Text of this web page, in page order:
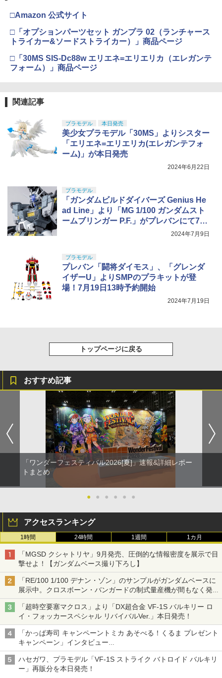
□Amazon 公式サイト
□「オプションパーツセット ガンプラ 02（ランチャース
トライカー&ソードストライカー）」商品ページ
□「30MS SIS-Dc88w エリエネ=エリエリカ（エレガンテ
フォーム）」商品ページ
関連記事
プラモデル 本日発売
美少女プラモデル「30MS」よりシスター
「エリエネ=エリエリカ(エレガンテフォ
ーム)」が本日発売
2024年6月22日
プラモデル
「ガンダムビルドダイバーズ Genius He
ad Line」より「MG 1/100 ガンダムスト
ームブリンガー P.F.」がプレバンにて7月
2024年7月9日
プラモデル
プレバン「闘将ダイモス」、「グレンダ
イザーU」よりSMPのプラキットが登
場！7月19日13時予約開始
2024年7月19日
トップページに戻る
おすすめ記事
「ワンダーフェスティバル2026[夏]」速報&詳細レポー
トまとめ
● ● ● ● ● ●
アクセスランキング
1時間 24時間 1週間 1カ月
「MGSD クシャトリヤ」9月発売、圧倒的な情報密度を展示で目
撃せよ！【ガンダムベース撮り下ろし】
「RE/100 1/100 デナン・ゾン」のサンプルがガンダムベースに
展示中。クロスボーン・バンガードの制式量産機が間もなく発送
【ガンダムベース撮り下ろし】
「超時空要塞マクロス」より「DX超合金 VF-1S バルキリー ロ
イ・フォッカースペシャル リバイバルVer.」本日発売！
「かっぱ寿司 キャンペーントミカ あそべる！くるま プレゼント
キャンペーン」インタビュー
子どもが楽しめるかっぱ寿司ならではの体験とコラボの楽しさを
追求
ハセガワ、プラモデル「VF-1S ストライク バトロイド バルキリ
ー」再販分を本日発売！